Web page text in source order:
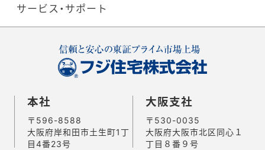
サービス・サポート
本社
〒596-8588
大阪府岸和田市土生町1丁
目4番23号
大阪支社
〒530-0035
大阪府大阪市北区同心１
丁目８番９号